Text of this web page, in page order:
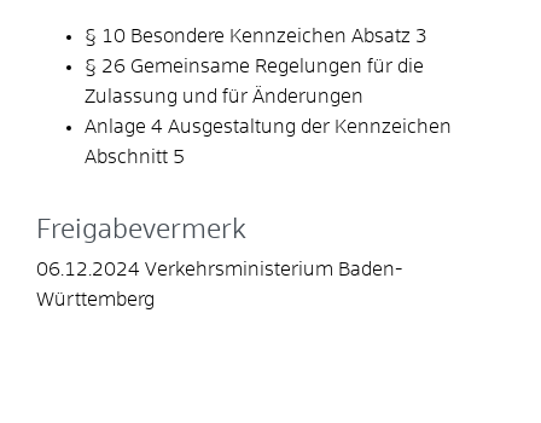
§ 10 Besondere Kennzeichen Absatz 3
§ 26 Gemeinsame Regelungen für die
Zulassung und für Änderungen
Anlage 4 Ausgestaltung der Kennzeichen
Abschnitt 5
Freigabevermerk
06.12.2024 Verkehrsministerium Baden-
Württemberg